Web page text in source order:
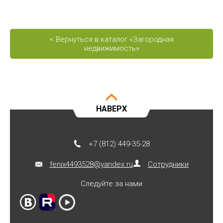
< Вернуться в каталог «Загородная
недвижимость»
НАВЕРХ
+7 (812) 449-35-28
fenix4493528@yandex.ru Сотрудники
Следуйте за нами